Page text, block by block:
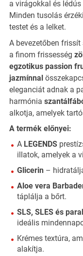
a virágokkal és
Minden tusolás
testet és a lelket.
A bevezetőben frissít
a finom frissesség
egzotikus passion
jazmínnal
eleganciát adnak a
harmónia
alkotja, amelyek
A termék előnyei:
A LEGENDS
illatok, amelyek a
Glicerin –
Aloe vera
táplálja a bőrt.
SLS, SLES és
ideális
Krémes textúra,
alakítja.